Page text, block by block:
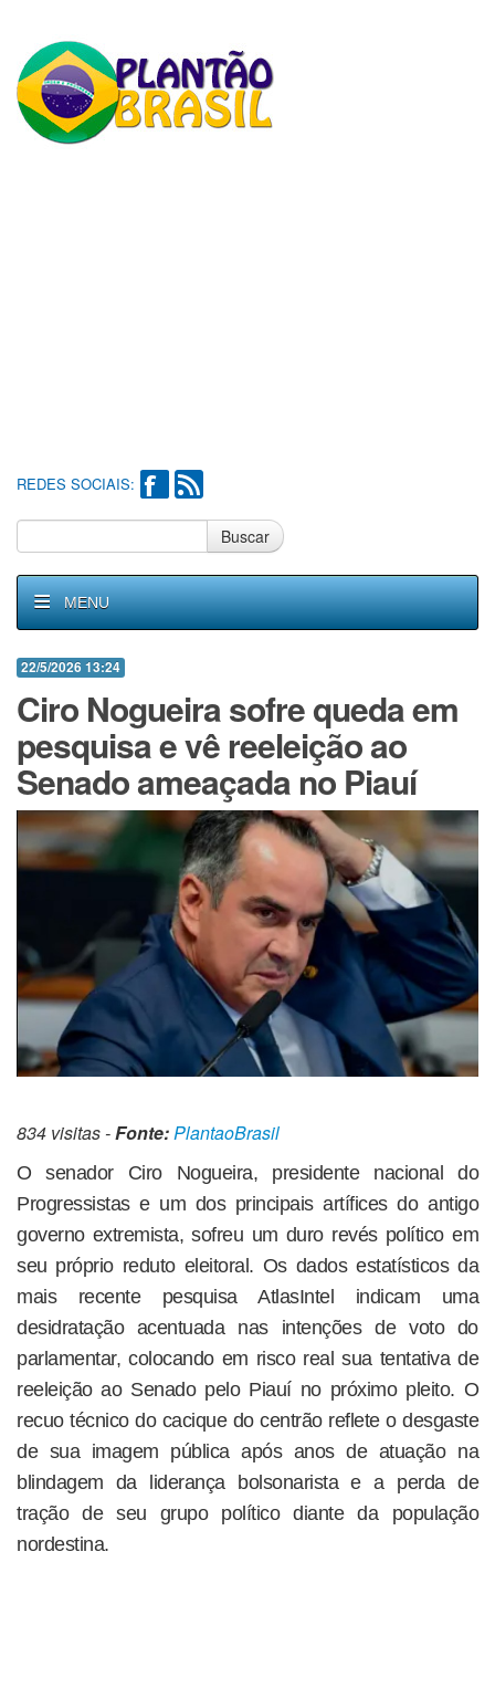
REDES SOCIAIS:
Buscar
MENU
22/5/2026 13:24
Ciro Nogueira sofre queda em
pesquisa e vê reeleição ao
Senado ameaçada no Piauí
834 visitas -Fonte:PlantaoBrasil
O senador Ciro Nogueira, presidente nacional do
Progressistas e um dos principais artífices do antigo
governo extremista, sofreu um duro revés político em
seu próprio reduto eleitoral. Os dados estatísticos da
mais recente pesquisa AtlasIntel indicam uma
desidratação acentuada nas intenções de voto do
parlamentar, colocando em risco real sua tentativa de
reeleição ao Senado pelo Piauí no próximo pleito. O
recuo técnico do cacique do centrão reflete o desgaste
de sua imagem pública após anos de atuação na
blindagem da liderança bolsonarista e a perda de
tração de seu grupo político diante da população
nordestina.